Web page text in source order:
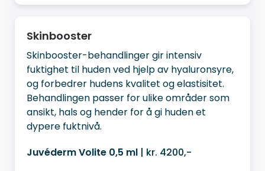
Skinbooster
Skinbooster-behandlinger gir intensiv
fuktighet til huden ved hjelp av hyaluronsyre,
og forbedrer hudens kvalitet og elastisitet.
Behandlingen passer for ulike områder som
ansikt, hals og hender for å gi huden et
dypere fuktnivå.
Juvéderm Volite 0,5 ml | kr. 4200,-